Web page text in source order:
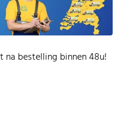
na bestelling binnen 48u!